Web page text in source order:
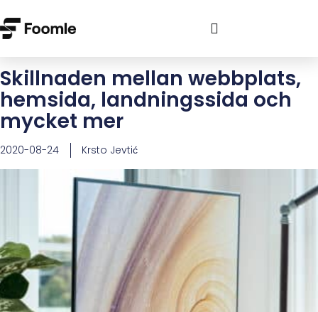
Skillnaden mellan webbplats,
hemsida, landningssida och
mycket mer
2020-08-24 Krsto Jevtić